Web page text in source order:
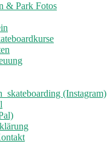
& Park Fotos
(Instagram)